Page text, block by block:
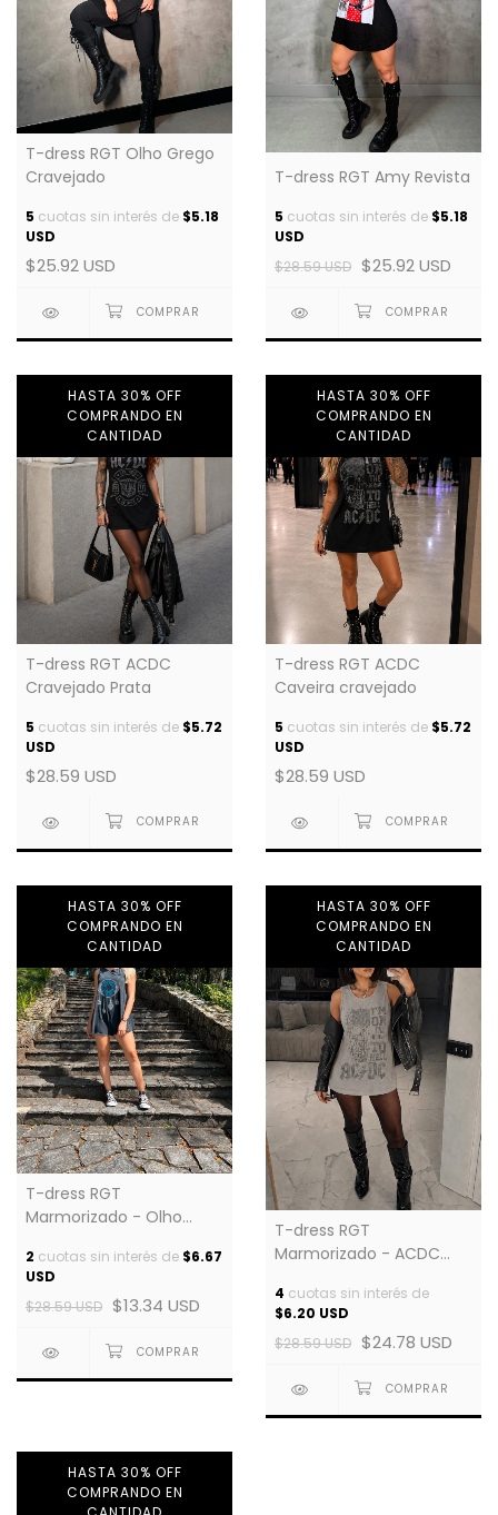
T-dress RGT Olho Grego
Cravejado
5 cuotas sin interés de $5.18
USD
$25.92 USD
T-dress RGT Amy Revista
5 cuotas sin interés de $5.18
USD
$28.59 USD $25.92 USD
HASTA 30% OFF
COMPRANDO EN
CANTIDAD
T-dress RGT ACDC
Cravejado Prata
5 cuotas sin interés de $5.72
USD
$28.59 USD
HASTA 30% OFF
COMPRANDO EN
CANTIDAD
T-dress RGT ACDC
Caveira cravejado
5 cuotas sin interés de $5.72
USD
$28.59 USD
HASTA 30% OFF
COMPRANDO EN
CANTIDAD
T-dress RGT
Marmorizado - Olho
2 cuotas sin interés de $6.67
USD
$28.59 USD $13.34 USD
HASTA 30% OFF
COMPRANDO EN
CANTIDAD
T-dress RGT
Marmorizado - ACDC
4 cuotas sin interés de
$6.20 USD
$28.59 USD $24.78 USD
HASTA 30% OFF
COMPRANDO EN